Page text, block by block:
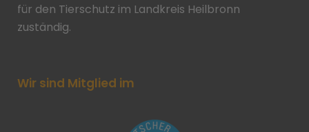
für den Tierschutz im Landkreis Heilbronn
zuständig.
Wir sind Mitglied im